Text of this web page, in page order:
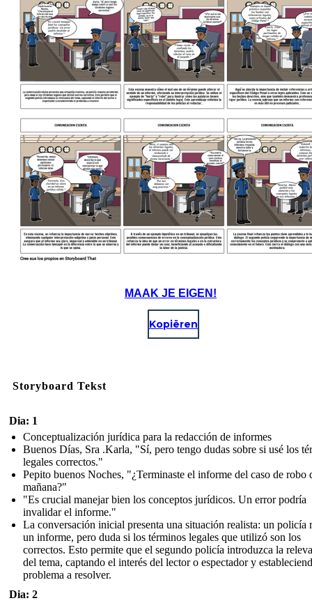
MAAK JE EIGEN!
Kopiëren
Storyboard Tekst
Dia: 1
Conceptualización jurídica para la redacción de informes
Buenos Días, Sra .Karla, "Sí, pero tengo dudas sobre si usé los
legales correctos."
Pepito buenos Noches, "¿Terminaste el informe del caso de robo
mañana?"
"Es crucial manejar bien los conceptos jurídicos. Un error podría
invalidar el informe."
La conversación inicial presenta una situación realista: un policía
un informe, pero duda si los términos legales que utilizó son los
correctos. Esto permite que el segundo policía introduzca la
del tema, captando el interés del lector o espectador y
problema a resolver.
Dia: 2